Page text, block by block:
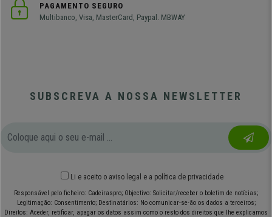
PAGAMENTO SEGURO
Multibanco, Visa, MasterCard, Paypal. MBWAY
SUBSCREVA A NOSSA NEWSLETTER
Li e aceito o aviso legal e a política de privacidade
Responsável pelo ficheiro: Cadeiraspro; Objectivo: Solicitar/receber o boletim de notícias;
Legitimação: Consentimento; Destinatários: No comunicar-se-ão os dados a terceiros;
Direitos: Aceder, retificar, apagar os datos assim como o resto dos direitos que lhe explicamos